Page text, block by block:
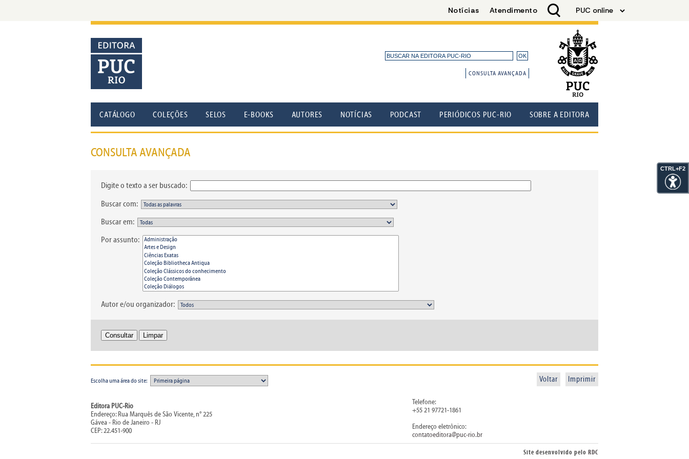
CTRL+F2
CONSULTA AVANÇADA
CATÁLOGO COLEÇÕES SELOS E-BOOKS AUTORES NOTÍCIAS PODCAST PERIÓDICOS PUC-RIO SOBRE A EDITORA
CONSULTA AVANÇADA
Digite o texto a ser buscado:
Buscar com:
Buscar em:
Por assunto:
Autor e/ou organizador:
Escolha uma área do site: Imprimir
Voltar
Editora PUC-Rio
Endereço: Rua Marquês de São Vicente, n° 225
Gávea - Rio de Janeiro - RJ
CEP: 22.451-900
Telefone:
+55 21 97721-1861
Endereço eletrônico:
contatoeditora@puc-rio.br
Site desenvolvido pelo RDC